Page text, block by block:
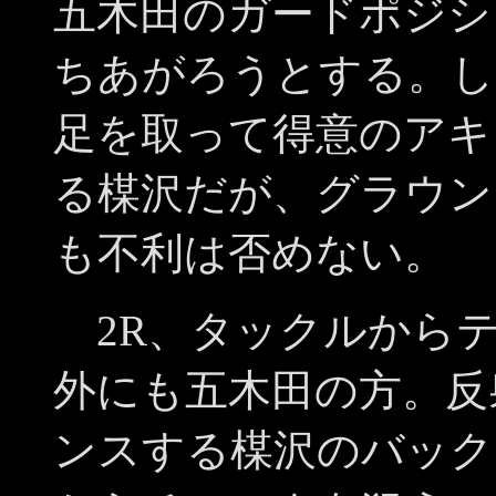
五木田のガードポジ
ちあがろうとする。
足を取って得意のア
る楳沢だが、グラウ
も不利は否めない。
2R、タックルから
外にも五木田の方。
ンスする楳沢のバッ